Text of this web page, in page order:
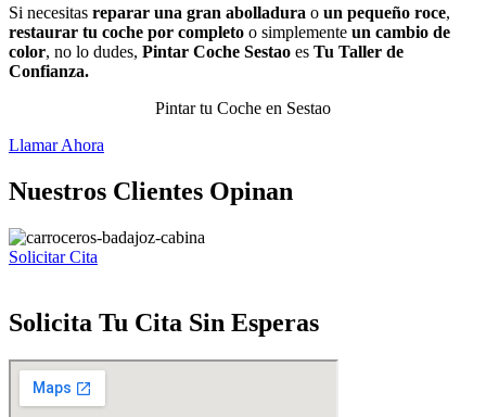
Si necesitas reparar una gran abolladura o un pequeño roce,
restaurar tu coche por completo o simplemente un cambio de
color, no lo dudes, Pintar Coche Sestao es Tu Taller de
Confianza.
Pintar tu Coche en Sestao
Llamar Ahora
Nuestros Clientes Opinan
Solicitar Cita
Solicita Tu Cita Sin Esperas